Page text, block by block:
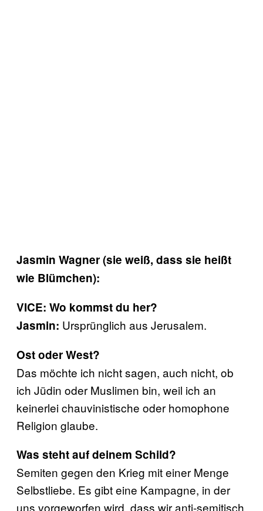
Jasmin Wagner (sie weiß, dass sie heißt
wie Blümchen):
VICE: Wo kommst du her?
Jasmin: Ursprünglich aus Jerusalem.
Ost oder West?
Das möchte ich nicht sagen, auch nicht, ob
ich Jüdin oder Muslimen bin, weil ich an
keinerlei chauvinistische oder homophone
Religion glaube.
Was steht auf deinem Schild?
Semiten gegen den Krieg mit einer Menge
Selbstliebe. Es gibt eine Kampagne, in der
uns vorgeworfen wird, dass wir anti-semitisch